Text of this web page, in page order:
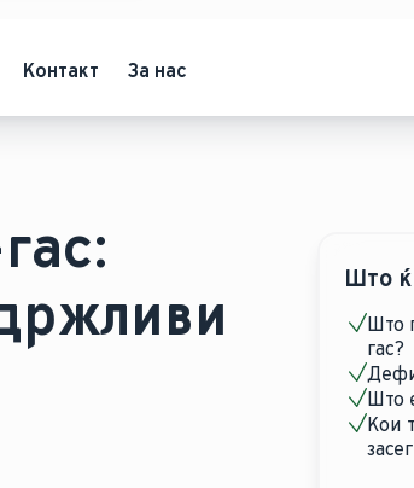
Контакт За нас
Што
Што
гас?
Што
Кои